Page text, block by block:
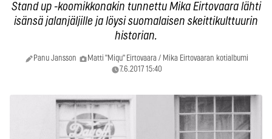
Stand up -koomikkonakin tunnettu Mika Eirtovaara lähti
isänsä jalanjäljille ja löysi suomalaisen skeittikulttuurin
historian.
Panu Jansson
Matti "Miqu" Eirtovaara / Mika Eirtovaaran kotialbumi
7.6.2017 15:40